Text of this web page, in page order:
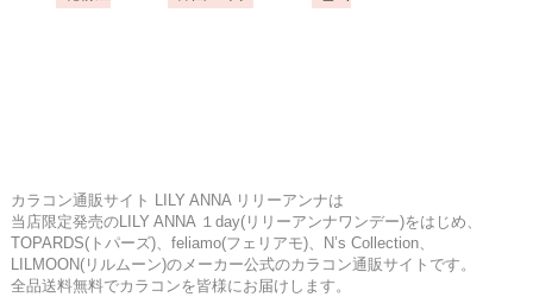
カラコン通販サイト LILY ANNA リリーアンナは
当店限定発売のLILY ANNA １day(リリーアンナワンデー)をはじめ、
TOPARDS(トパーズ)、feliamo(フェリアモ)、N’s Collection、
LILMOON(リルムーン)のメーカー公式のカラコン通販サイトです。
全品送料無料でカラコンを皆様にお届けします。